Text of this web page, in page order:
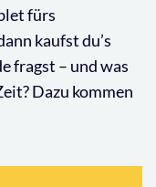
fürs
kaufst du’s
fragst – und was
Dazu kommen